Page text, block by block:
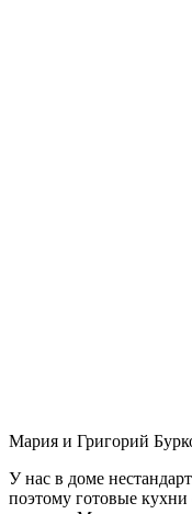
Мария и Григорий
У нас в доме
поэтому готовые